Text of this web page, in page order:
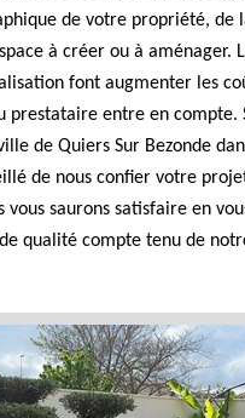
de votre propriété, de
à créer ou à aménager.
font augmenter les
prestataire entre en compte.
de Quiers Sur Bezonde
de nous confier votre
vous saurons satisfaire en
qualité compte tenu de